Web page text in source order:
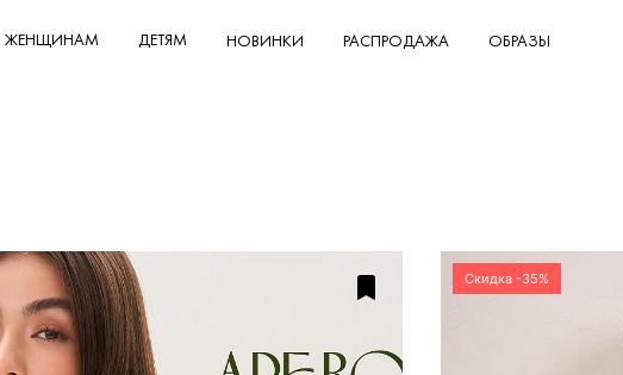
ЖЕНЩИНАМ ДЕТЯМ НОВИНКИ РАСПРОДАЖА ОБРАЗЫ
Скидка -35%